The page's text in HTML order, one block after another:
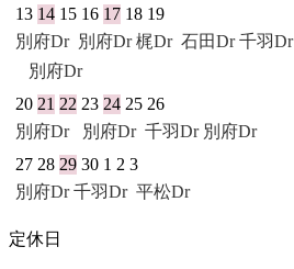
13 14 15 16 17 18 19
別府Dr 別府Dr 梶Dr 石田Dr 千羽Dr
別府Dr
20 21 22 23 24 25 26
別府Dr
別府Dr 千羽Dr 別府Dr
27 28 29 30 1 2 3
別府Dr 千羽Dr 平松Dr
定休日